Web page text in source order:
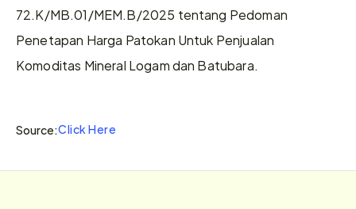
72.K/MB.01/MEM.B/2025 tentang Pedoman
Penetapan Harga Patokan Untuk Penjualan
Komoditas Mineral Logam dan Batubara.
Source:Click Here